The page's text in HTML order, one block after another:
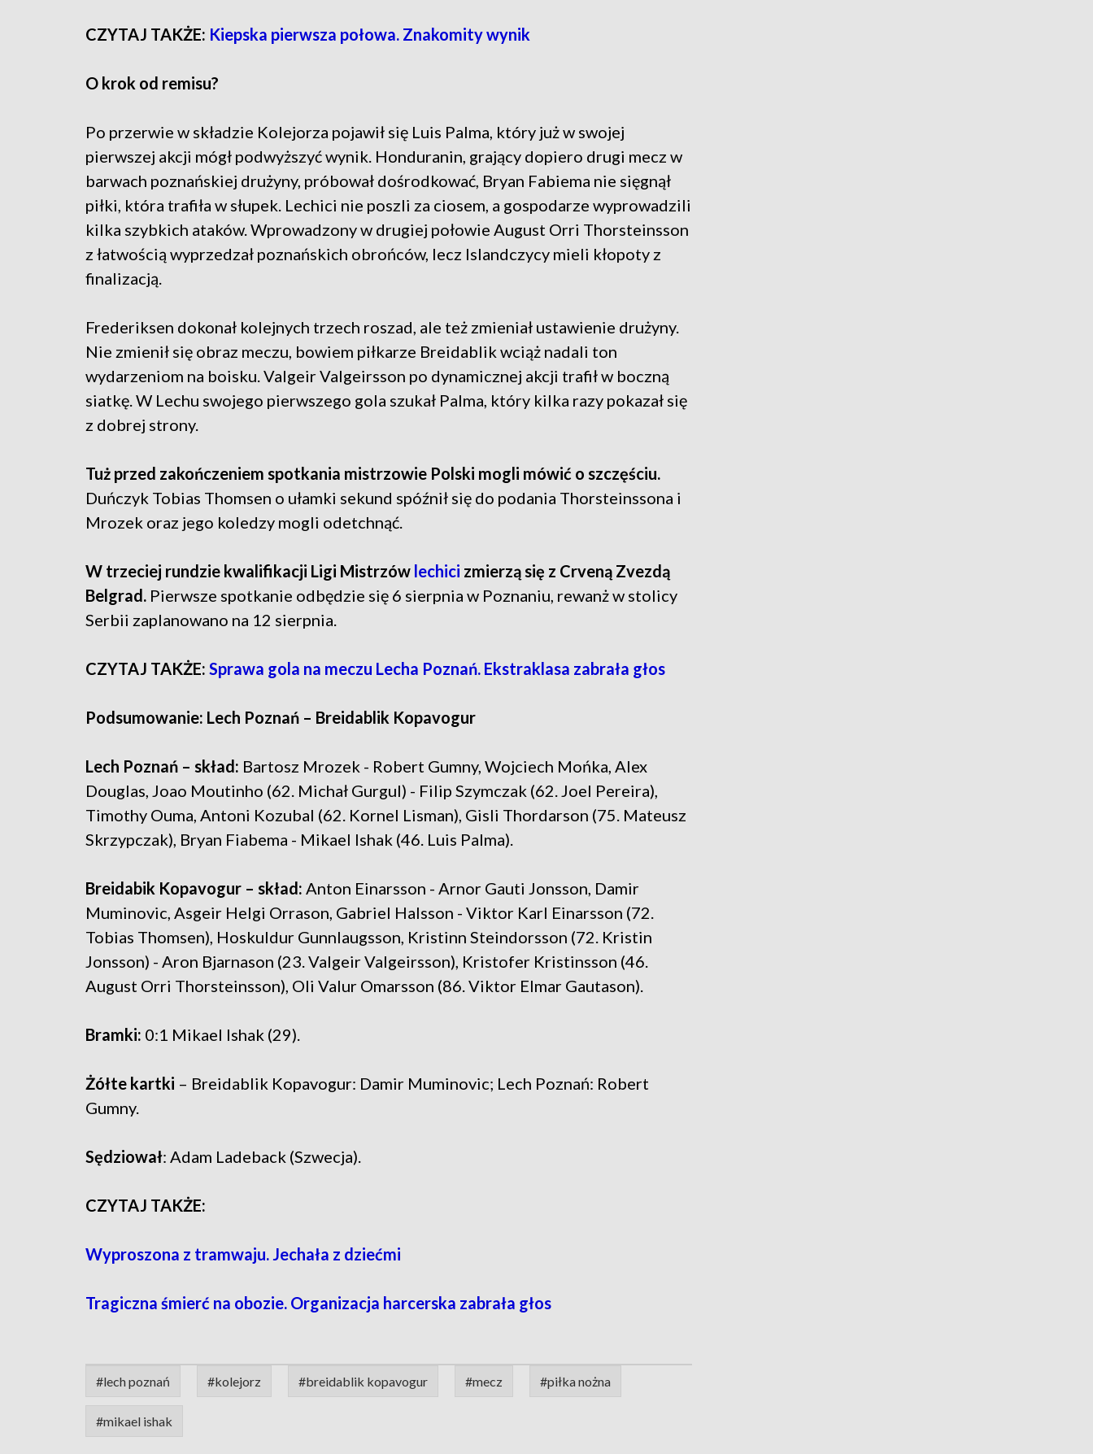
CZYTAJ TAKŻE: Kiepska pierwsza połowa. Znakomity wynik
O krok od remisu?
Po przerwie w składzie Kolejorza pojawił się Luis Palma, który już w swojej
pierwszej akcji mógł podwyższyć wynik. Honduranin, grający dopiero drugi mecz w
barwach poznańskiej drużyny, próbował dośrodkować, Bryan Fabiema nie sięgnął
piłki, która trafiła w słupek. Lechici nie poszli za ciosem, a gospodarze wyprowadzili
kilka szybkich ataków. Wprowadzony w drugiej połowie August Orri Thorsteinsson
z łatwością wyprzedzał poznańskich obrońców, lecz Islandczycy mieli kłopoty z
finalizacją.
Frederiksen dokonał kolejnych trzech roszad, ale też zmieniał ustawienie drużyny.
Nie zmienił się obraz meczu, bowiem piłkarze Breidablik wciąż nadali ton
wydarzeniom na boisku. Valgeir Valgeirsson po dynamicznej akcji trafił w boczną
siatkę. W Lechu swojego pierwszego gola szukał Palma, który kilka razy pokazał się
z dobrej strony.
Tuż przed zakończeniem spotkania mistrzowie Polski mogli mówić o szczęściu.
Duńczyk Tobias Thomsen o ułamki sekund spóźnił się do podania Thorsteinssona i
Mrozek oraz jego koledzy mogli odetchnąć.
W trzeciej rundzie kwalifikacji Ligi Mistrzów lechici zmierzą się z Crveną Zvezdą
Belgrad. Pierwsze spotkanie odbędzie się 6 sierpnia w Poznaniu, rewanż w stolicy
Serbii zaplanowano na 12 sierpnia.
CZYTAJ TAKŻE: Sprawa gola na meczu Lecha Poznań. Ekstraklasa zabrała głos
Podsumowanie: Lech Poznań – Breidablik Kopavogur
Lech Poznań – skład: Bartosz Mrozek - Robert Gumny, Wojciech Mońka, Alex
Douglas, Joao Moutinho (62. Michał Gurgul) - Filip Szymczak (62. Joel Pereira),
Timothy Ouma, Antoni Kozubal (62. Kornel Lisman), Gisli Thordarson (75. Mateusz
Skrzypczak), Bryan Fiabema - Mikael Ishak (46. Luis Palma).
Breidabik Kopavogur – skład: Anton Einarsson - Arnor Gauti Jonsson, Damir
Muminovic, Asgeir Helgi Orrason, Gabriel Halsson - Viktor Karl Einarsson (72.
Tobias Thomsen), Hoskuldur Gunnlaugsson, Kristinn Steindorsson (72. Kristin
Jonsson) - Aron Bjarnason (23. Valgeir Valgeirsson), Kristofer Kristinsson (46.
August Orri Thorsteinsson), Oli Valur Omarsson (86. Viktor Elmar Gautason).
Bramki: 0:1 Mikael Ishak (29).
Żółte kartki – Breidablik Kopavogur: Damir Muminovic; Lech Poznań: Robert
Gumny.
Sędziował: Adam Ladeback (Szwecja).
CZYTAJ TAKŻE:
Wyproszona z tramwaju. Jechała z dziećmi
Tragiczna śmierć na obozie. Organizacja harcerska zabrała głos
#lech poznań #kolejorz #breidablik kopavogur #mecz #piłka nożna
#mikael ishak